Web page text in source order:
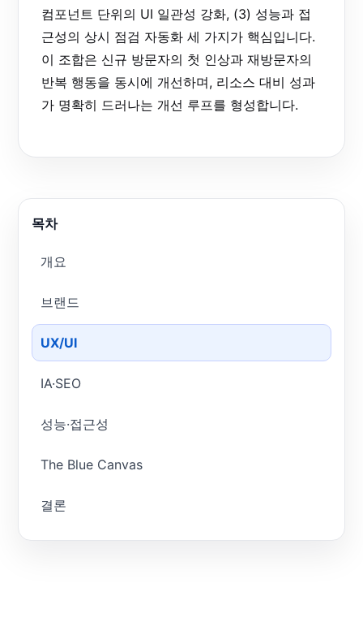
컴포넌트 단위의 UI 일관성 강화, (3) 성능과 접
근성의 상시 점검 자동화 세 가지가 핵심입니다.
이 조합은 신규 방문자의 첫 인상과 재방문자의
반복 행동을 동시에 개선하며, 리소스 대비 성과
가 명확히 드러나는 개선 루프를 형성합니다.
목차
개요
브랜드
UX/UI
IA·SEO
성능·접근성
The Blue Canvas
결론